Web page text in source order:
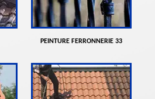
PEINTURE FERRONNERIE 33